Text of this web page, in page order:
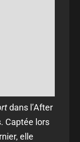
dans l’After
Captée lors
elle